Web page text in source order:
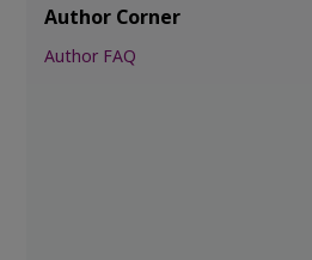
Author Corner
Author FAQ